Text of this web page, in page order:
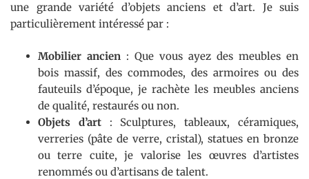
une grande variété d’objets anciens et d’art. Je suis
particulièrement intéressé par :
Mobilier ancien : Que vous ayez des meubles en
bois massif, des commodes, des armoires ou des
fauteuils d’époque, je rachète les meubles anciens
de qualité, restaurés ou non.
Objets d’art: Sculptures, tableaux, céramiques,
verreries (pâte de verre, cristal), statues en bronze
ou terre cuite, je valorise les œuvres d’artistes
renommés ou d’artisans de talent.